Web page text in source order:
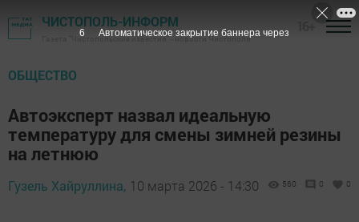
ЧИСТОПОЛЬ-ИНФОРМ
Газета "Чистопольские известия" - новости Чистополя
ОБЩЕСТВО
Автоэксперт назвал идеальную
температуру для смены зимней резины
на летнюю
Гузель Хайруллина, 10 марта 2026 - 14:30 560 0 0
5 Автоматическое закрытие баннера через